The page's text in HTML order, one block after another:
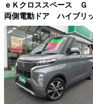
ｅＫクロススペース
両側電動ドア ハイブリ
抑制 メモリ－ナビＴＶ
トキ－Ｐスタ－ト フ
－センサ－ 横滑防止